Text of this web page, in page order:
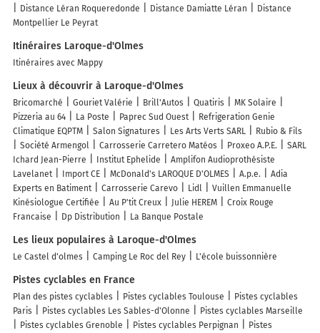
Distance Léran Roqueredonde
Distance Damiatte Léran
Distance
Montpellier Le Peyrat
Itinéraires Laroque-d'Olmes
Itinéraires avec Mappy
Lieux à découvrir à Laroque-d'Olmes
Bricomarché Gouriet Valérie Brill'Autos Quatiris
MK Solaire
Pizzeria au 64
La Poste Paprec Sud Ouest
Refrigeration Genie
Climatique EQPTM
Salon Signatures Les Arts Verts SARL
Rubio & Fils
Société Armengol
Carrosserie Carretero Matéos Proxeo A.P.E.
SARL
Ichard Jean-Pierre
Institut Ephelide
Amplifon Audioprothésiste
Lavelanet
Import CE McDonald's LAROQUE D'OLMES A.p.e.
Adia
Experts en Batiment
Carrosserie Carevo Lidl
Vuillen Emmanuelle
Kinésiologue Certifiée
Au P'tit Creux Julie HEREM
Croix Rouge
Francaise
Dp Distribution La Banque Postale
Les lieux populaires à Laroque-d'Olmes
Le Castel d'olmes Camping Le Roc del Rey L'école buissonnière
Pistes cyclables en France
Plan des pistes cyclables Pistes cyclables Toulouse
Pistes cyclables
Paris
Pistes cyclables Les Sables-d'Olonne
Pistes cyclables Marseille
Pistes cyclables Grenoble
Pistes cyclables Perpignan
Pistes